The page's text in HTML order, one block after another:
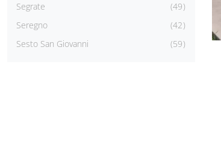
Segrate
49
Seregno
42
Sesto San Giovanni
59